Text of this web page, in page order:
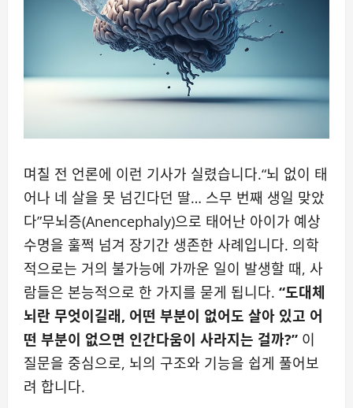
며칠 전 언론에 이런 기사가 실렸습니다.“뇌 없이 태
어나 네 살을 못 넘긴다던 딸… 스무 번째 생일 맞았
다”무뇌증(Anencephaly)으로 태어난 아이가 예상
수명을 훌쩍 넘겨 장기간 생존한 사례입니다. 의학
적으로는 거의 불가능에 가까운 일이 발생할 때, 사
람들은 본능적으로 한 가지를 묻게 됩니다. “도대체
뇌란 무엇이길래, 어떤 부분이 없어도 살아 있고 어
떤 부분이 없으면 인간다움이 사라지는 걸까?” 이
질문을 중심으로, 뇌의 구조와 기능을 쉽게 풀어보
려 합니다.